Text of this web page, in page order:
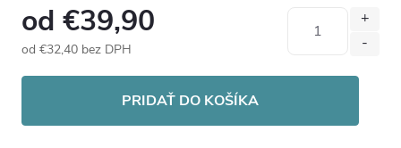
od €39,90
od €32,40 bez DPH
PRIDAŤ DO KOŠÍKA